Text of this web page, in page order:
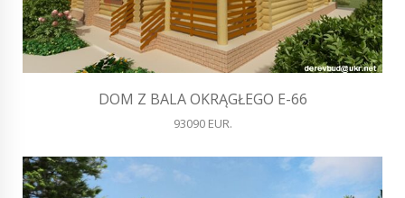
DOM Z BALA OKRĄGŁEGO E-66
93090 EUR.